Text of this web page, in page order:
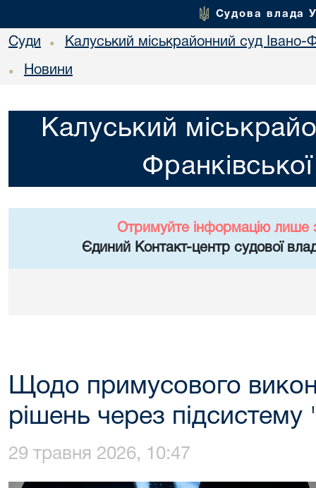
Судова влада
Суди • Калуський міськрайонний суд Івано-
• Новини
Калуський
Отримуйте інформацію лише
Єдиний Контакт-центр судової
Щодо примусового
рішень через
29 травня 2026, 10:47